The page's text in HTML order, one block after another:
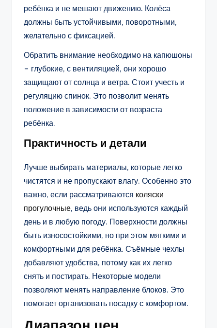
ребёнка и не мешают движению. Колёса
должны быть устойчивыми, поворотными,
желательно с фиксацией.
Обратить внимание необходимо на капюшоны
– глубокие, с вентиляцией, они хорошо
защищают от солнца и ветра. Стоит учесть и
регуляцию спинок. Это позволит менять
положение в зависимости от возраста
ребёнка.
Практичность и детали
Лучше выбирать материалы, которые легко
чистятся и не пропускают влагу. Особенно это
важно, если рассматриваются коляски
прогулочные, ведь они используются каждый
день и в любую погоду. Поверхности должны
быть износостойкими, но при этом мягкими и
комфортными для ребёнка. Съёмные чехлы
добавляют удобства, потому как их легко
снять и постирать. Некоторые модели
позволяют менять направление блоков. Это
помогает организовать посадку с комфортом.